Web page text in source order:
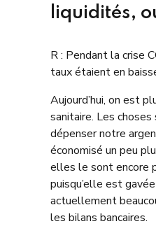
liquidités,
R : Pendant la crise
taux étaient en
Aujourd’hui, on est
sanitaire. Les
dépenser notre
économisé un peu
elles le sont encore
puisqu’elle est
actuellement
les bilans bancaires.